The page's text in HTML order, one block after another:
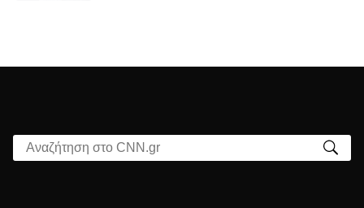
Αναζήτηση στο CNN.gr